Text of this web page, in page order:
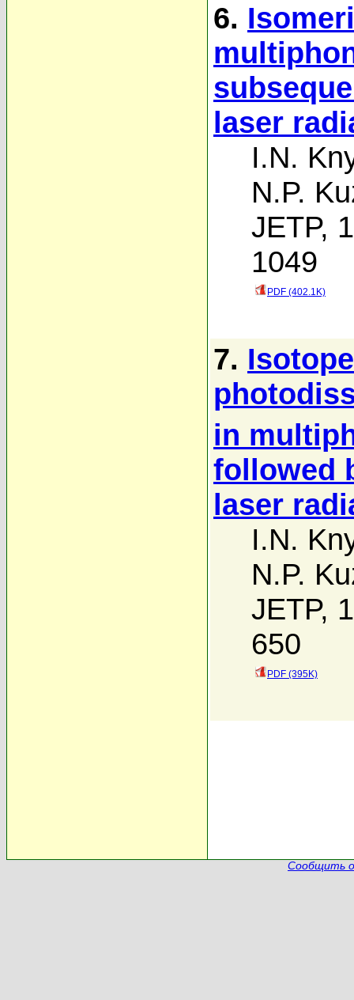
6.
laser
I.N.
N.P.
JETP,
1049
PDF (402.1K)
7.
in
followed
laser
I.N.
N.P.
JETP,
650
PDF (395K)
Сообщить о